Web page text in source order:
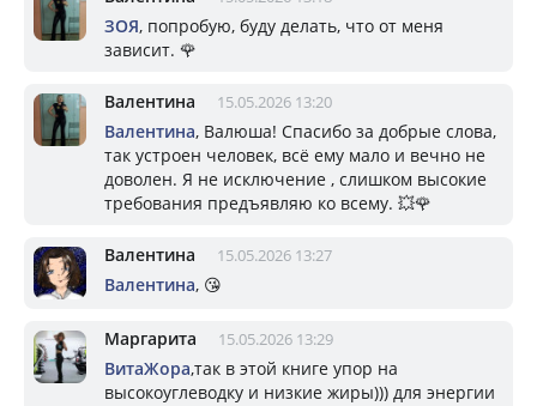
ЗОЯ, попробую, буду делать, что от меня
зависит. 🌹
Валентина 15.05.2026 13:20
Валентина, Валюша! Спасибо за добрые слова,
так устроен человек, всё ему мало и вечно не
доволен. Я не исключение , слишком высокие
требования предъявляю ко всему. 💥🌹
Валентина 15.05.2026 13:27
Валентина, 😘
Маргарита 15.05.2026 13:29
ВитаЖора,так в этой книге упор на
высокоуглеводку и низкие жиры))) для энергии